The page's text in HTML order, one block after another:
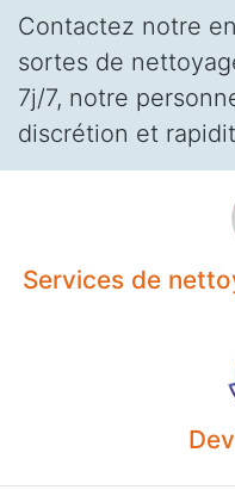
Contactez notre
sortes de
7j/7, notre
discrétion et
Services de